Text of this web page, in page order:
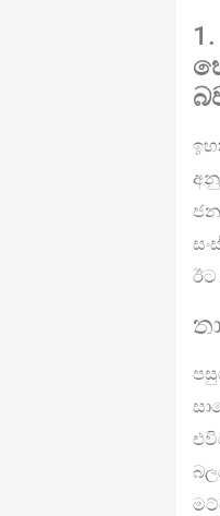
1.
ඊට